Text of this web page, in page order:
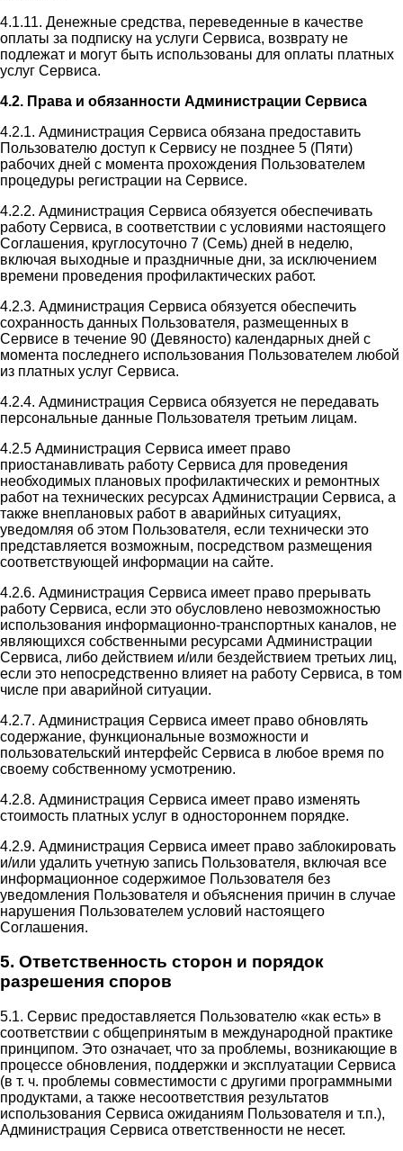
4.1.11. Денежные средства, переведенные в качестве
оплаты за подписку на услуги Сервиса, возврату не
подлежат и могут быть использованы для оплаты платных
услуг Сервиса.
4.2. Права и обязанности Администрации Сервиса
4.2.1. Администрация Сервиса обязана предоставить
Пользователю доступ к Сервису не позднее 5 (Пяти)
рабочих дней с момента прохождения Пользователем
процедуры регистрации на Сервисе.
4.2.2. Администрация Сервиса обязуется обеспечивать
работу Сервиса, в соответствии с условиями настоящего
Соглашения, круглосуточно 7 (Семь) дней в неделю,
включая выходные и праздничные дни, за исключением
времени проведения профилактических работ.
4.2.3. Администрация Сервиса обязуется обеспечить
сохранность данных Пользователя, размещенных в
Сервисе в течение 90 (Девяносто) календарных дней с
момента последнего использования Пользователем любой
из платных услуг Сервиса.
4.2.4. Администрация Сервиса обязуется не передавать
персональные данные Пользователя третьим лицам.
4.2.5 Администрация Сервиса имеет право
приостанавливать работу Сервиса для проведения
необходимых плановых профилактических и ремонтных
работ на технических ресурсах Администрации Сервиса, а
также внеплановых работ в аварийных ситуациях,
уведомляя об этом Пользователя, если технически это
представляется возможным, посредством размещения
соответствующей информации на сайте.
4.2.6. Администрация Сервиса имеет право прерывать
работу Сервиса, если это обусловлено невозможностью
использования информационно-транспортных каналов, не
являющихся собственными ресурсами Администрации
Сервиса, либо действием и/или бездействием третьих лиц,
если это непосредственно влияет на работу Сервиса, в том
числе при аварийной ситуации.
4.2.7. Администрация Сервиса имеет право обновлять
содержание, функциональные возможности и
пользовательский интерфейс Сервиса в любое время по
своему собственному усмотрению.
4.2.8. Администрация Сервиса имеет право изменять
стоимость платных услуг в одностороннем порядке.
4.2.9. Администрация Сервиса имеет право заблокировать
и/или удалить учетную запись Пользователя, включая все
информационное содержимое Пользователя без
уведомления Пользователя и объяснения причин в случае
нарушения Пользователем условий настоящего
Соглашения.
5. Ответственность сторон и порядок
разрешения споров
5.1. Сервис предоставляется Пользователю «как есть» в
соответствии с общепринятым в международной практике
принципом. Это означает, что за проблемы, возникающие в
процессе обновления, поддержки и эксплуатации Сервиса
(в т. ч. проблемы совместимости с другими программными
продуктами, а также несоответствия результатов
использования Сервиса ожиданиям Пользователя и т.п.),
Администрация Сервиса ответственности не несет.